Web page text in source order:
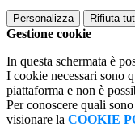
Personalizza Rifiuta
Gestione cookie
In questa schermata è
I cookie necessari sono
piattaforma e non è
Per conoscere quali
visionare la COOKIE